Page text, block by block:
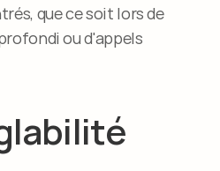
que ce soit lors de
ou d'appels